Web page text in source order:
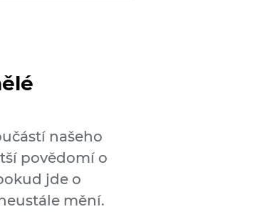
našeho
povědomí o
jde o
mění.